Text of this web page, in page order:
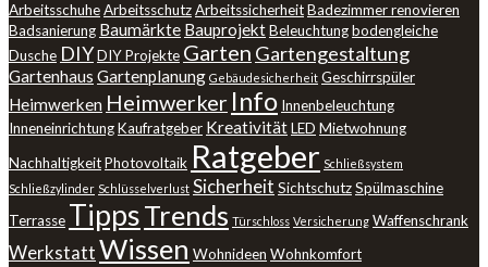
ArbeitsschuheArbeitsschutzArbeitssicherheitBadezimmer renovieren
Badsanierung Baumärkte BauprojektBeleuchtungbodengleiche
Dusche DIYDIY Projekte Garten Gartengestaltung
Gartenhaus Gartenplanung Gebäudesicherheit Geschirrspüler
Heimwerken Heimwerker Info Innenbeleuchtung
InneneinrichtungKaufratgeber KreativitätLED Mietwohnung
NachhaltigkeitPhotovoltaik Ratgeber Schließsystem
Schließzylinder Schlüsselverlust Sicherheit SichtschutzSpülmaschine
Terrasse TippsTrends Türschloss Versicherung Waffenschrank
WerkstattWissen Wohnideen Wohnkomfort